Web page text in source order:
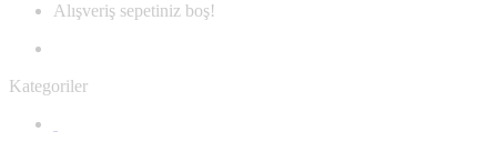
Alışveriş sepetiniz boş!
Kategoriler